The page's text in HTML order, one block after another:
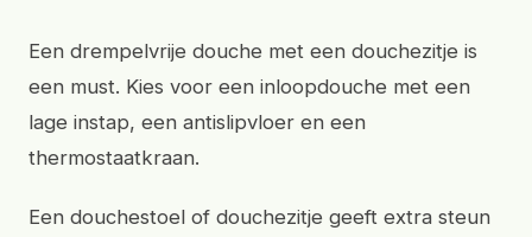
Een drempelvrije douche met een douchezitje is
een must. Kies voor een inloopdouche met een
lage instap, een antislipvloer en een
thermostaatkraan.
Een douchestoel of douchezitje geeft extra steun